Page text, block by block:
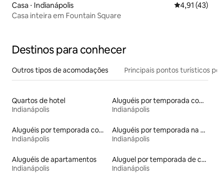
Casa ⋅ Indianápolis 4,91 de uma
4,91 (43)
Casa inteira em Fountain Square
Destinos para conhecer
Outros tipos de acomodações Principais pontos turísticos
Quartos de hotel
Indianápolis
Aluguéis por temporada com café da manhã
Indianápolis
Aluguéis por temporada com banheiro para PCD
Indianápolis
Aluguéis por temporada na orla
Indianápolis
Aluguéis de apartamentos
Indianápolis
Aluguel por temporada de casas de hóspedes
Indianápolis